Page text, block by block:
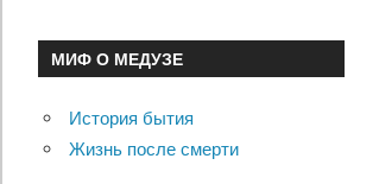
МИФ О МЕДУЗЕ
История бытия
Жизнь после смерти